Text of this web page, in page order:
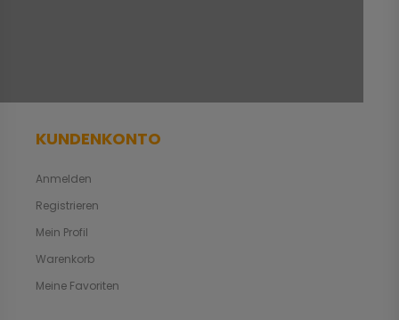
KUNDENKONTO
Anmelden
Registrieren
Mein Profil
Warenkorb
Meine Favoriten